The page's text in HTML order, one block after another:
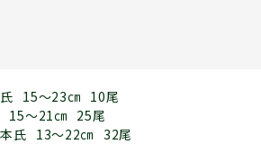
15～23㎝ 10尾
15～21㎝ 25尾
氏 13～22㎝ 32尾